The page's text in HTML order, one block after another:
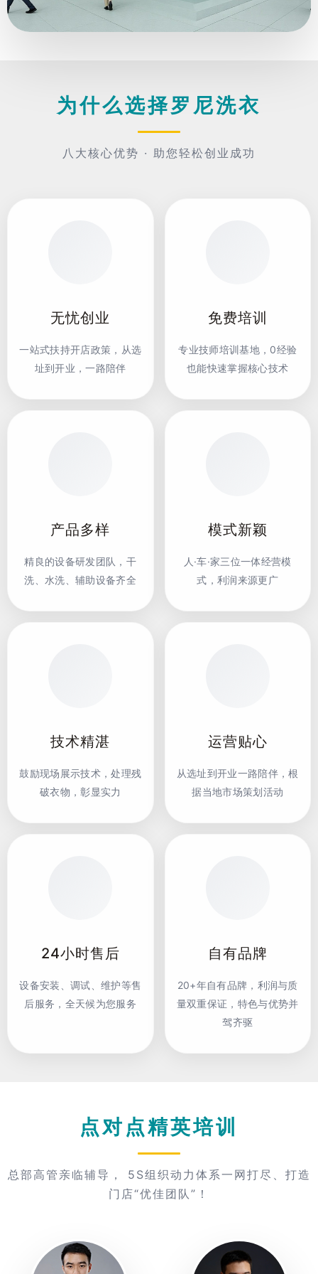
为什么选择罗尼洗衣
八大核心优势 · 助您轻松创业成功
无忧创业
一站式扶持开店政策，从选
址到开业，一路陪伴
免费培训
专业技师培训基地，0经验
也能快速掌握核心技术
产品多样
精良的设备研发团队，干
洗、水洗、辅助设备齐全
模式新颖
人·车·家三位一体经营模
式，利润来源更广
技术精湛
鼓励现场展示技术，处理残
破衣物，彰显实力
运营贴心
从选址到开业一路陪伴，根
据当地市场策划活动
24小时售后
设备安装、调试、维护等售
后服务，全天候为您服务
自有品牌
20+年自有品牌，利润与质
量双重保证，特色与优势并
驾齐驱
点对点精英培训
总部高管亲临辅导， 5S组织动力体系一网打尽、打造
门店“优佳团队”！